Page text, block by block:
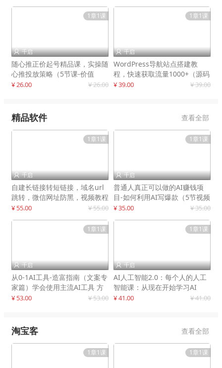
1章1课
 千启
随心推正价起号精品课，实操随
心推投放策略（5节课-价值
298）
¥ 26.00 ¥ 26.00
1章1课
 千启
WordPress导航站点搭建教
程，快速获取流量1000+（源码
+教程）
¥ 39.00 ¥ 39.00
精品软件 查看全部
1章1课
 千启
自建长链接转短链接，域名url
跳转，微信网址防黑，视频教程
手把手教你
¥ 55.00 ¥ 55.00
1章1课
 千启
普通人真正可以做的AI赚钱项
目-如何利用AI写爆款（5节视频
课）
¥ 35.00 ¥ 35.00
1章1课
 千启
从0-1AI工具-造富指南（文案专
家篇）学会使用主流AI工具 方
法和心法的融合
¥ 53.00 ¥ 53.00
1章1课
 千启
AI人工智能2.0：每个人的人工
智能课：从现在开始学习AI
¥ 41.00 ¥ 41.00
淘宝客 查看全部
1章1课 1章1课